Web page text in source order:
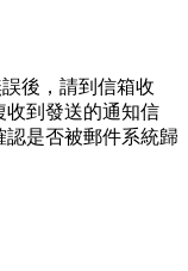
後，請到信箱收
收到發送的通知信
是否被郵件系統歸